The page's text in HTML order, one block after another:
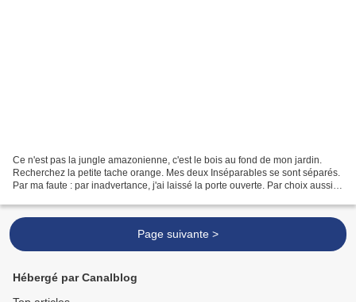
Ce n'est pas la jungle amazonienne, c'est le bois au fond de mon jardin.
Recherchez la petite tache orange. Mes deux Inséparables se sont séparés.
Par ma faute : par inadvertance, j'ai laissé la porte ouverte. Par choix aussi :
Page suivante >
Hébergé par Canalblog